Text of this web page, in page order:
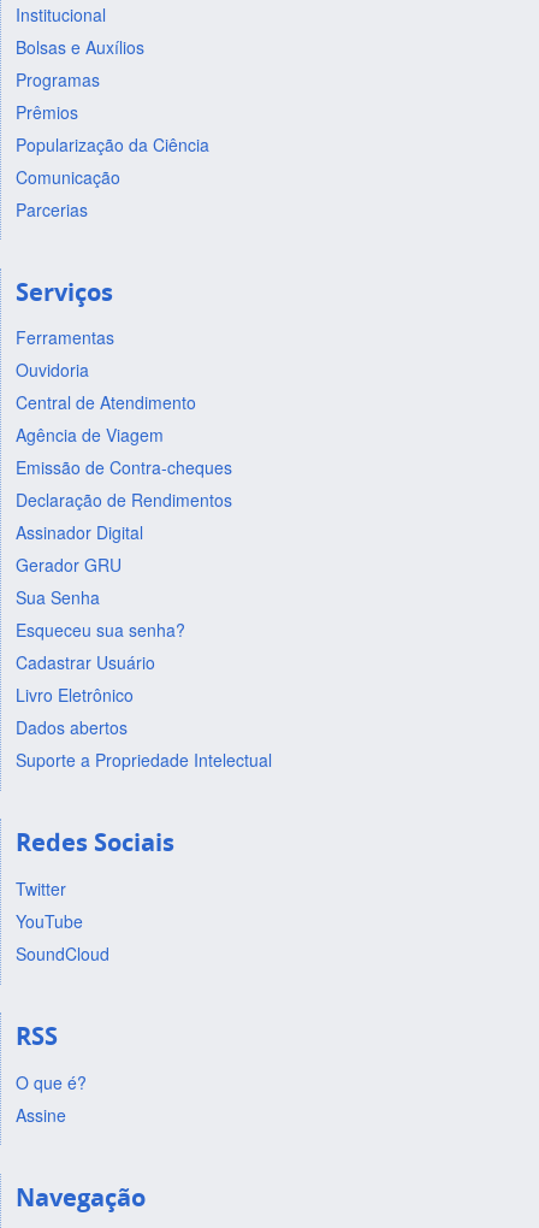
Institucional
Bolsas e Auxílios
Programas
Prêmios
Popularização da Ciência
Comunicação
Parcerias
Serviços
Ferramentas
Ouvidoria
Central de Atendimento
Agência de Viagem
Emissão de Contra-cheques
Declaração de Rendimentos
Assinador Digital
Gerador GRU
Sua Senha
Esqueceu sua senha?
Cadastrar Usuário
Livro Eletrônico
Dados abertos
Suporte a Propriedade Intelectual
Redes Sociais
Twitter
YouTube
SoundCloud
RSS
O que é?
Assine
Navegação